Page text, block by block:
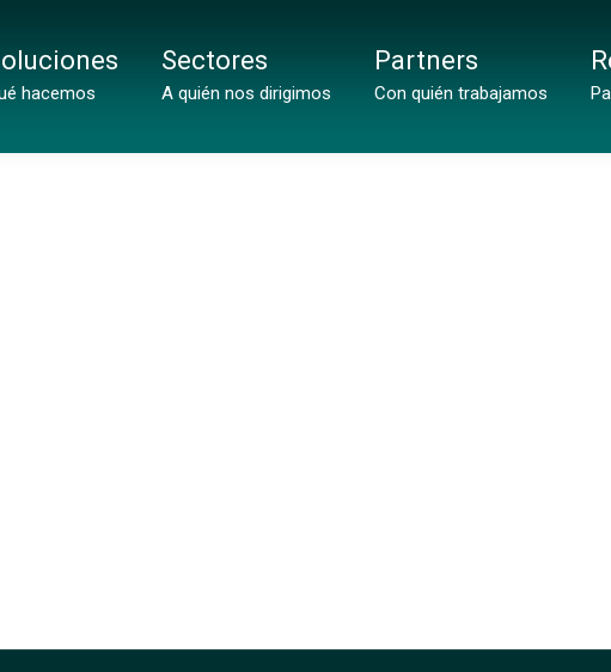
hacemos
Sectores
A quién nos dirigimos
Partners
Con quién trabajamos